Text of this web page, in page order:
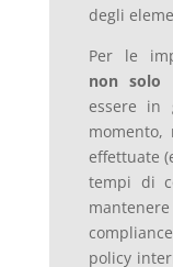
degli
Per le
non solo
essere in
momento,
effettuate
tempi di
policy